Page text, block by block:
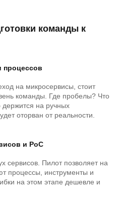
команды к
процессов
на микросервисы, стоит
команды. Где пробелы? Что
держится на ручных
оторван от реальности.
и PoC
сервисов. Пилот позволяет на
процессы, инструменты и
на этом этапе дешевле и